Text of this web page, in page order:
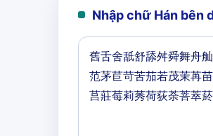
Nhập chữ Hán bên